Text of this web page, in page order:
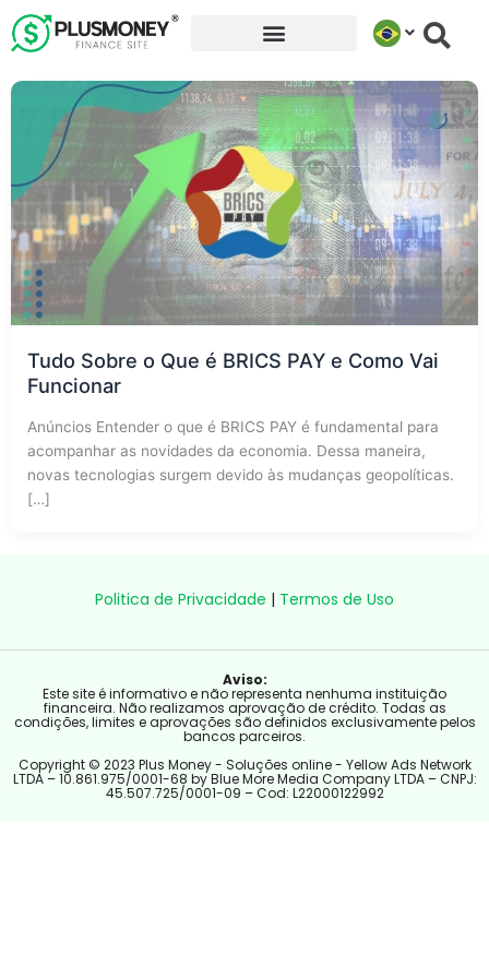
para
conteúdo
Tudo Sobre o Que é BRICS PAY e Como Vai
Funcionar
Anúncios Entender o que é BRICS PAY é fundamental para
acompanhar as novidades da economia. Dessa maneira,
novas tecnologias surgem devido às mudanças geopolíticas.
[…]
Politica de Privacidade | Termos de Uso
Aviso:
Este site é informativo e não representa nenhuma instituição
financeira. Não realizamos aprovação de crédito. Todas as
condições, limites e aprovações são definidos exclusivamente pelos
bancos parceiros.
Copyright © 2023 Plus Money - Soluções online - Yellow Ads Network
LTDA – 10.861.975/0001-68 by Blue More Media Company LTDA – CNPJ:
45.507.725/0001-09 – Cod: L22000122992